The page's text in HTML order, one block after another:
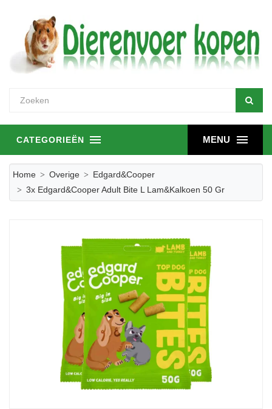
MENU
CATEGORIEËN
Home Overige
Edgard&Cooper
3x Edgard&Cooper Adult Bite L Lam&Kalkoen 50 Gr